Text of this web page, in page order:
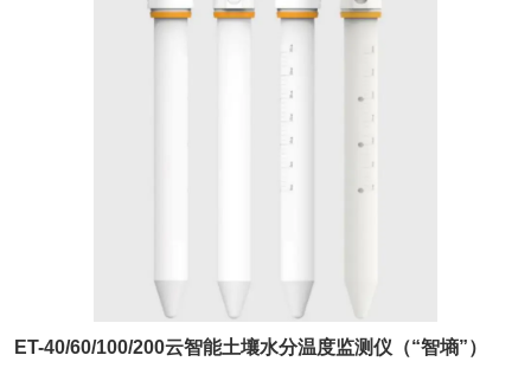
ET-40/60/100/200云智能土壤水分温度监测仪（“智墒”）